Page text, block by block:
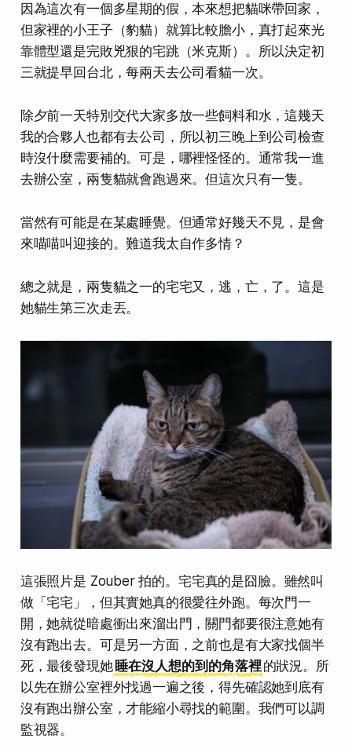
因為這次有一個多星期的假，本來想把貓咪帶回家，
但家裡的小王子（豹貓）就算比較膽小，真打起來光
靠體型還是完敗兇狠的宅跳（米克斯）。所以決定初
三就提早回台北，每兩天去公司看貓一次。
除夕前一天特別交代大家多放一些飼料和水，這幾天
我的合夥人也都有去公司，所以初三晚上到公司檢查
時沒什麼需要補的。可是，哪裡怪怪的。通常我一進
去辦公室，兩隻貓就會跑過來。但這次只有一隻。
當然有可能是在某處睡覺。但通常好幾天不見，是會
來喵喵叫迎接的。難道我太自作多情？
總之就是，兩隻貓之一的宅宅又，逃，亡，了。這是
她貓生第三次走丟。
這張照片是 Zouber 拍的。宅宅真的是囧臉。雖然叫
做「宅宅」，但其實她真的很愛往外跑。每次門一
開，她就從暗處衝出來溜出門，關門都要很注意她有
沒有跑出去。可是另一方面，之前也是有大家找個半
死，最後發現她睡在沒人想的到的角落裡的狀況。所
以先在辦公室裡外找過一遍之後，得先確認她到底有
沒有跑出辦公室，才能縮小尋找的範圍。我們可以調
監視器。